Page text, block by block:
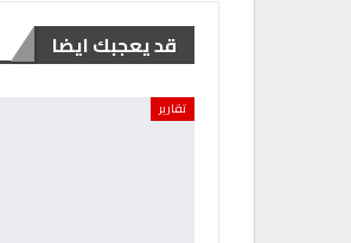
قد يعجبك ايضا
تقارير